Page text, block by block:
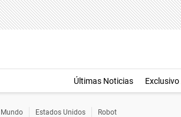
Últimas Noticias
Mundo Estados Unidos Robot